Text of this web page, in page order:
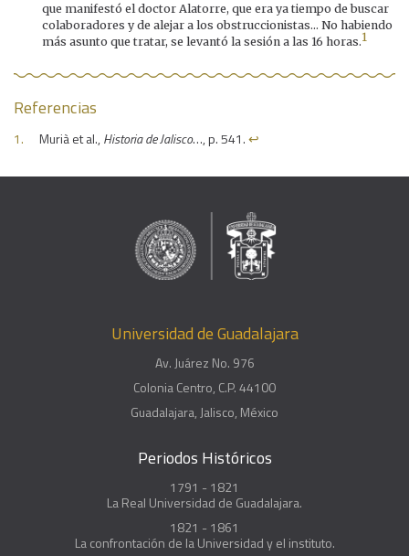
que manifestó el doctor Alatorre, que era ya tiempo de buscar
colaboradores y de alejar a los obstruccionistas… No habiendo
más asunto que tratar, se levantó la sesión a las 16 horas.1
Referencias
Murià et al.,Historia de Jalisco…, p. 541.↩︎
Universidad de Guadalajara
Av. Juárez No. 976
Colonia Centro, C.P. 44100
Guadalajara, Jalisco, México
Periodos Históricos
1791 - 1821
La Real Universidad de Guadalajara.
1821 - 1861
La confrontación de la Universidad y el instituto.